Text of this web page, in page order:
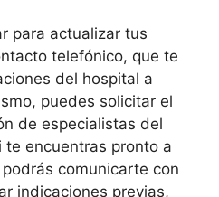
para actualizar tus
telefónico, que te
del hospital a
puedes solicitar el
de especialistas del
te encuentras pronto a
comunicarte con
indicaciones previas,